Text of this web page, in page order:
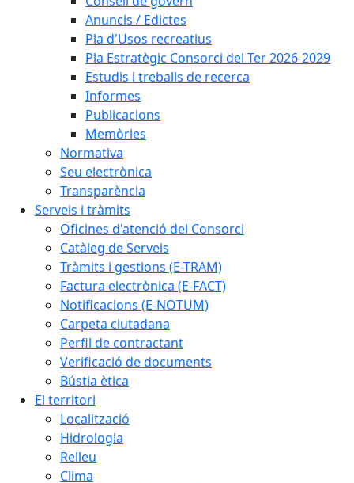
Anuncis / Edictes
Pla d'Usos recreatius
Pla Estratègic Consorci del Ter 2026-2029
Estudis i treballs de recerca
Informes
Publicacions
Memòries
Normativa
Seu electrònica
Transparència
Serveis i tràmits
Oficines d'atenció del Consorci
Catàleg de Serveis
Tràmits i gestions (E-TRAM)
Factura electrònica (E-FACT)
Notificacions (E-NOTUM)
Carpeta ciutadana
Perfil de contractant
Verificació de documents
Bústia ètica
El territori
Localització
Hidrologia
Relleu
Clima